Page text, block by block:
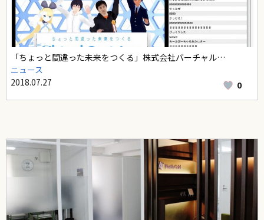
「ちょっと間違った未来をつくる」株式会社バーチャル…
ニュース
2018.07.27
0